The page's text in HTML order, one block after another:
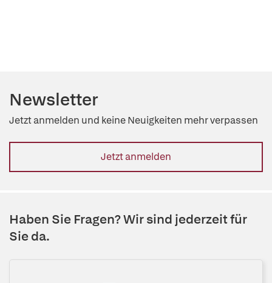
Newsletter
Jetzt anmelden und keine Neuigkeiten mehr verpassen
Jetzt anmelden
Haben Sie Fragen? Wir sind jederzeit für
Sie da.